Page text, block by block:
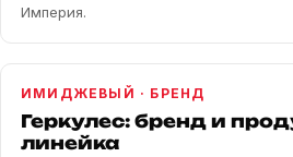
Империя.
ИМИДЖЕВЫЙ · БРЕНД
Геркулес: бренд и
линейка